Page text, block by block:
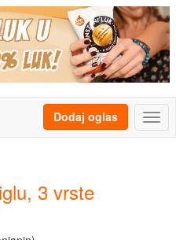
Dodaj oglas
3 vrste